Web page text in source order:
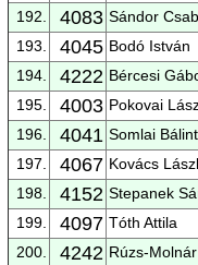
192.
4083 Sándor
193.
4045 Bodó István
194.
4222 Bércesi
195.
4003 Pokovai
196.
4041 Somlai Bálint
197.
4067 Kovács
198.
4152 Stepanek
199.
4097 Tóth Attila
200.
4242 Rúzs-